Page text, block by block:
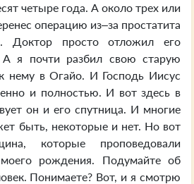
четыре года. А около трех или
операцию из–за простатита
Доктор просто отложил его
А я почти разбил свою старую
нему в Огайо. И Господь Иисус
и полностью. И вот здесь в
он и его спутница. И многие
быть, некоторые и нет. Но вот
которые проповедовали
рождения. Подумайте об
Понимаете? Вот, и я смотрю